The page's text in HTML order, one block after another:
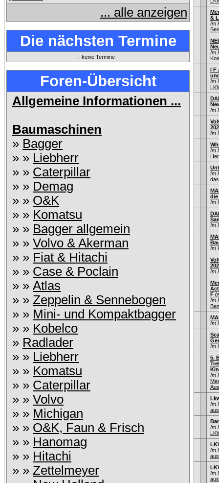
... alle anzeigen
Die nächsten Termine
- keine Termine -
Foren-Übersicht
Allgemeine Informationen ...
Baumaschinen
» Bagger
» » Liebherr
» » Caterpillar
» » Demag
» » O&K
» » Komatsu
» » Bagger allgemein
» » Volvo & Akerman
» » Fiat & Hitachi
» » Case & Poclain
» » Atlas
» » Zeppelin & Sennebogen
» » Mini- und Kompaktbagger
» » Kobelco
» Radlader
» » Liebherr
» » Komatsu
» » Caterpillar
» » Volvo
» » Michigan
» » O&K, Faun & Frisch
» » Hanomag
» » Hitachi
» » Zettelmeyer
&
Im
Im
I F
Im
Im
Im
Im
Im
die
Im
Im
Im
Im
F
Im
Im
Im
5.
Im
Im
Im
Im
Im